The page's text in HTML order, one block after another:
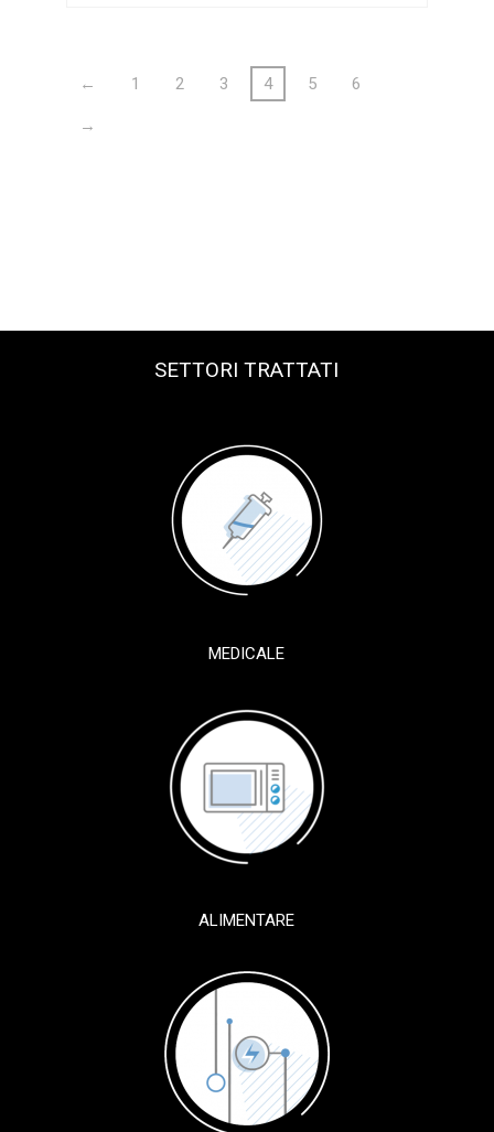
← 1 2 3 4 5 6
→
SETTORI TRATTATI
MEDICALE
ALIMENTARE